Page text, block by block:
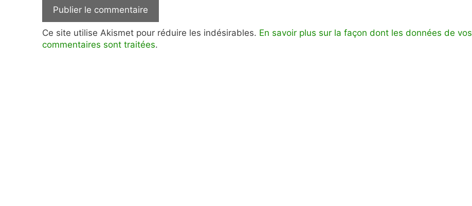
Ce site utilise Akismet pour réduire les indésirables. En savoir plus sur la façon dont les données de vos
commentaires sont traitées.